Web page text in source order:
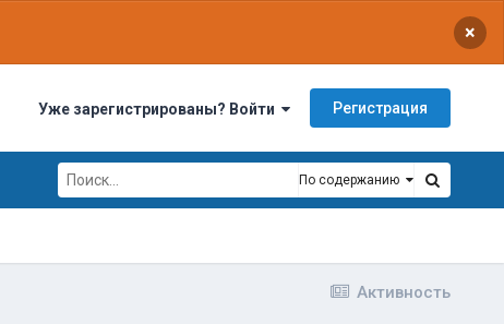
×
Уже зарегистрированы? Войти Регистрация
По содержанию
Активность